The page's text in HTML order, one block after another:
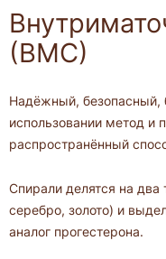
(ВМС)
Надёжный, безопасный,
использовании метод и
распространённый
Спирали делятся на
серебро, золото) и
аналог прогестерона.